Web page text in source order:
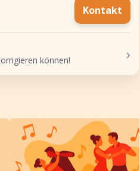
Kontakt
können! ›